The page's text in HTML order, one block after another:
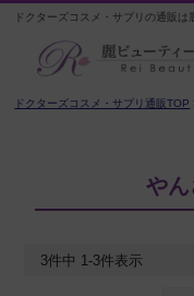
ドクターズコスメ・サプリの通販
ドクターズコスメ・サプリ通販TOP
や
3件中 1-3件表示